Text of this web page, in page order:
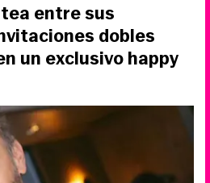
entre sus
dobles
un exclusivo happy